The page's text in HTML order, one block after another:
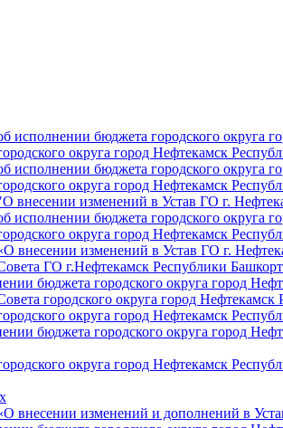
бюджета городского округа
округа город Нефтекамск
бюджета городского округа
округа город Нефтекамск
внесении изменений в Устав ГО г.
бюджета городского округа
округа город Нефтекамск
внесении изменений в Устав ГО г.
ГО г.Нефтекамск Республики
бюджета городского округа город
городского округа город
округа город Нефтекамск
бюджета городского округа город
округа город Нефтекамск
изменений и дополнений в